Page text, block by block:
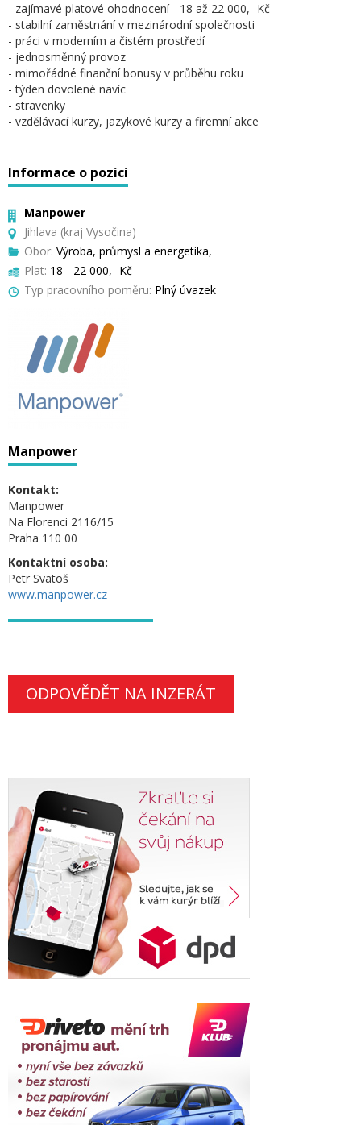
- zajímavé platové ohodnocení - 18 až 22 000,- Kč
- stabilní zaměstnání v mezinárodní společnosti
- práci v moderním a čistém prostředí
- jednosměnný provoz
- mimořádné finanční bonusy v průběhu roku
- týden dovolené navíc
- stravenky
- vzdělávací kurzy, jazykové kurzy a firemní akce
Informace o pozici
Manpower
Jihlava (kraj Vysočina)
Obor: Výroba, průmysl a energetika,
Plat: 18 - 22 000,- Kč
Typ pracovního poměru: Plný úvazek
Manpower
Kontakt:
Manpower
Na Florenci 2116/15
Praha 110 00
Kontaktní osoba:
Petr Svatoš
www.manpower.cz
ODPOVĚDĚT NA INZERÁT